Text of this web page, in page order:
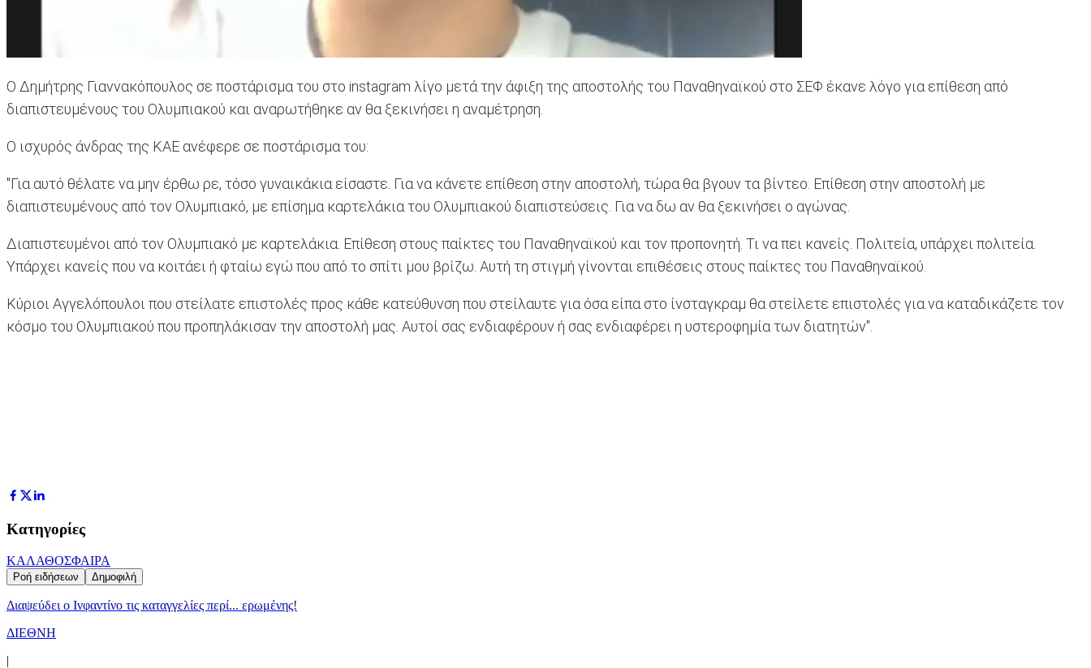
Ο Δημήτρης Γιαννακόπουλος σε ποστάρισμα του στο instagram λίγο μετά την άφιξη της αποστολής του Παναθηναϊκού στο ΣΕΦ έκανε λόγο για επίθεση από
διαπιστευμένους του Ολυμπιακού και αναρωτήθηκε αν θα ξεκινήσει η αναμέτρηση.
Ο ισχυρός άνδρας της ΚΑΕ ανέφερε σε ποστάρισμα του:
"Για αυτό θέλατε να μην έρθω ρε, τόσο γυναικάκια είσαστε. Για να κάνετε επίθεση στην αποστολή, τώρα θα βγουν τα βίντεο. Επίθεση στην αποστολή με
διαπιστευμένους από τον Ολυμπιακό, με επίσημα καρτελάκια του Ολυμπιακού διαπιστεύσεις. Για να δω αν θα ξεκινήσει ο αγώνας.
Διαπιστευμένοι από τον Ολυμπιακό με καρτελάκια. Επίθεση στους παίκτες του Παναθηναϊκού και τον προπονητή. Τι να πει κανείς. Πολιτεία, υπάρχει πολιτεία.
Υπάρχει κανείς που να κοιτάει ή φταίω εγώ που από το σπίτι μου βρίζω. Αυτή τη στιγμή γίνονται επιθέσεις στους παίκτες του Παναθηναϊκού.
Κύριοι Αγγελόπουλοι που στείλατε επιστολές προς κάθε κατεύθυνση που στείλαυτε για όσα είπα στο ίνσταγκραμ θα στείλετε επιστολές για να καταδικάζετε τον
κόσμο του Ολυμπιακού που προπηλάκισαν την αποστολή μας. Αυτοί σας ενδιαφέρουν ή σας ενδιαφέρει η υστεροφημία των διατητών".
Κατηγορίες
ΚΑΛΑΘΟΣΦΑΙΡΑ
Ροή ειδήσεων Δημοφιλή
Διαψεύδει ο Ινφαντίνο τις καταγγελίες περί... ερωμένης!
ΔΙΕΘΝΗ
|